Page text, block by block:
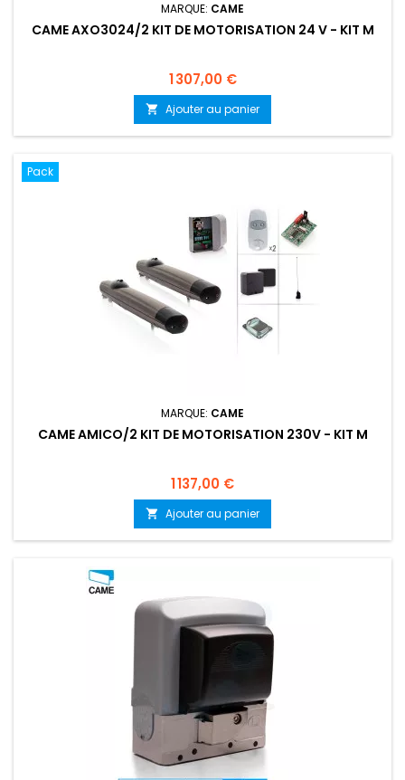
MARQUE: CAME
CAME AXO3024/2 KIT DE MOTORISATION 24 V - KIT M
Prix
1 307,00 €
 Ajouter au panier
Pack
MARQUE: CAME
CAME AMICO/2 KIT DE MOTORISATION 230V - KIT M
Prix
1 137,00 €
 Ajouter au panier